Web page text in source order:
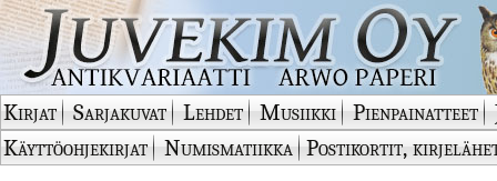
Kirjat Sarjakuvat Lehdet Musiikki Pienpainatteet
Käyttöohjekirjat
Numismatiikka Postikortit,